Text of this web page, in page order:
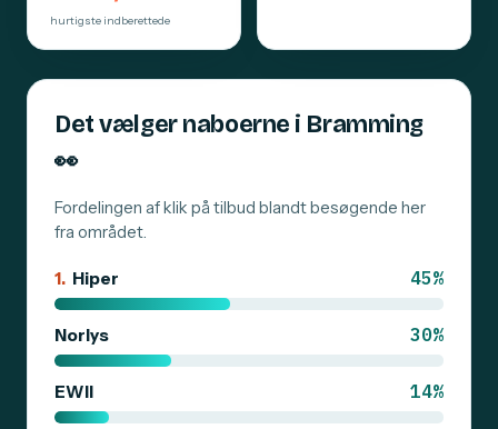
hurtigste indberettede
Det vælger naboerne i Bramming
👀
Fordelingen af klik på tilbud blandt besøgende her
fra området.
1. Hiper 45%
Norlys 30%
EWII 14%